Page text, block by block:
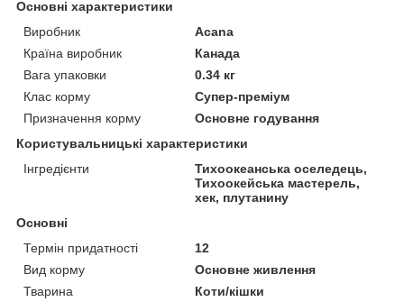
Основні характеристики
Виробник
Acana
Країна виробник
Канада
Вага упаковки
0.34 кг
Клас корму
Супер-преміум
Призначення корму
Основне годування
Користувальницькі характеристики
Інгредієнти
Тихоокеанська оселедець,
Тихоокейська мастерель,
хек, плутанину
Основні
Термін придатності
12
Вид корму
Основне живлення
Тварина
Коти/кішки